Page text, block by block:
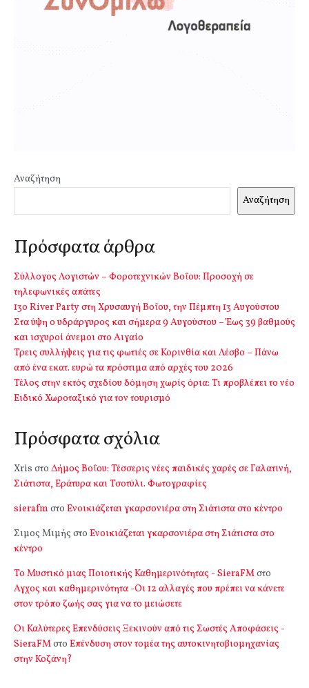
Αναζήτηση
Αναζήτηση
Πρόσφατα άρθρα
Σύλλογος Λογιστών – Φοροτεχνικών Βοΐου: Προσοχή σε
τηλεφωνικές απάτες
13o River Party στη Χρυσαυγή Βοΐου, την Πέμπτη 13 Αυγούστου
Στα ύψη ο υδράργυρος και σήμερα 9 Αυγούστου – Έως 39 βαθμούς
και ισχυροί άνεμοι στο Αιγαίο
Τρεις συλλήψεις για τις φωτιές σε Κορινθία και Λέσβο – Πάνω
από ένα εκατ. ευρώ τα πρόστιμα από αρχές του 2026
Τέλος στην εκτός σχεδίου δόμηση χωρίς όρια: Τι προβλέπει το νέο
Ειδικό Χωροταξικό για τον τουρισμό
Πρόσφατα σχόλια
Xris στο Δήμος Βοΐου: Τέσσερις νέες παιδικές χαρές σε Γαλατινή,
Σιάτιστα, Εράτυρα και Τσοτύλι. Φωτογραφίες
sierafm στο Ενοικιάζεται γκαρσονιέρα στη Σιάτιστα στο κέντρο
Σιμος Μιμής στο Ενοικιάζεται γκαρσονιέρα στη Σιάτιστα στο
κέντρο
Το Μυστικό μιας Ποιοτικής Καθημερινότητας - SieraFMστο
Αγχος και καθημερινότητα -Οι 12 αλλαγές που πρέπει να κάνετε
στον τρόπο ζωής σας για να το μειώσετε
Οι Καλύτερες Επενδύσεις Ξεκινούν από τις Σωστές Αποφάσεις -
SieraFMστο Επένδυση στον τομέα της αυτοκινητοβιομηχανίας
στην Κοζάνη?